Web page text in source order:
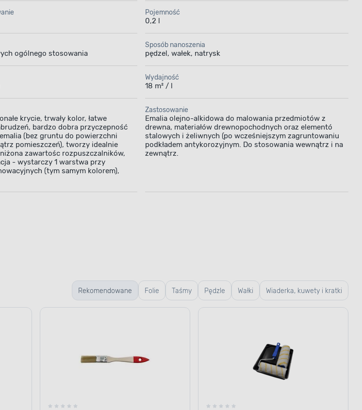
Pojemność
0,2 l
ogólnego stosowania
Sposób nanoszenia
pędzel, wałek, natrysk
Wydajność
18 m² / l
krycie, trwały kolor, łatwe
bardzo dobra przyczepność
(bez gruntu do powierzchni
pomieszczeń), tworzy idealnie
zawartośc rozpuszczalników,
- wystarczy 1 warstwa przy
(tym samym kolorem),
Zastosowanie
Emalia olejno-alkidowa do malowania przedmiotów z
drewna, materiałów drewnopochodnych oraz elementó
stalowych i żeliwnych (po wcześniejszym zagruntowaniu
podkładem antykorozyjnym. Do stosowania wewnątrz i na
zewnątrz.
Rekomendowane Folie Taśmy Pędzle Wałki Wiaderka, kuwety i kratki